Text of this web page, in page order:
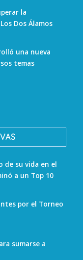
la
Dos Álamos
una nueva
temas
su vida en el
a un Top 10
por el Torneo
sumarse a